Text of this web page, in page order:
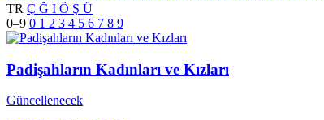
TR Ç Ğ I Ö Ş Ü
0–9 0 1 2 3 4 5 6 7 8 9
Padişahların Kadınları ve Kızları
Güncellenecek